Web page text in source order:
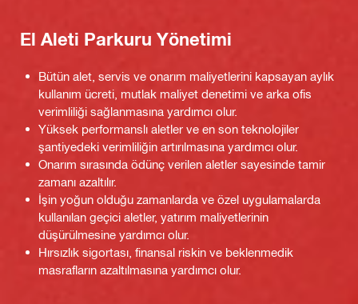
El Aleti Parkuru Yönetimi
Bütün alet, servis ve onarım maliyetlerini kapsayan aylık
kullanım ücreti, mutlak maliyet denetimi ve arka ofis
verimliliği sağlanmasına yardımcı olur.
Yüksek performanslı aletler ve en son teknolojiler
şantiyedeki verimliliğin artırılmasına yardımcı olur.
Onarım sırasında ödünç verilen aletler sayesinde tamir
zamanı azaltılır.
İşin yoğun olduğu zamanlarda ve özel uygulamalarda
kullanılan geçici aletler, yatırım maliyetlerinin
düşürülmesine yardımcı olur.
Hırsızlık sigortası, finansal riskin ve beklenmedik
masrafların azaltılmasına yardımcı olur.